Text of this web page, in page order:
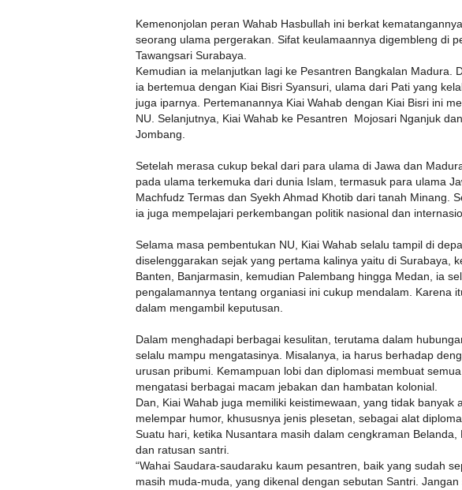
Kemenonjolan peran Wahab Hasbullah ini berkat
seorang ulama pergerakan. Sifat keulamaannya digembleng di
Tawangsari Surabaya.
Kemudian ia melanjutkan lagi ke Pesantren Bangkalan Madura.
ia bertemua dengan Kiai Bisri Syansuri, ulama dari Pati yang
juga iparnya. Pertemanannya Kiai Wahab dengan Kiai Bisri ini
NU. Selanjutnya, Kiai Wahab ke Pesantren Mojosari Nganjuk
Jombang.
Setelah merasa cukup bekal dari para ulama di Jawa dan
pada ulama terkemuka dari dunia Islam, termasuk para ulama
Machfudz Termas dan Syekh Ahmad Khotib dari tanah Minang.
ia juga mempelajari perkembangan politik nasional dan
Selama masa pembentukan NU, Kiai Wahab selalu tampil di
diselenggarakan sejak yang pertama kalinya yaitu di Surabaya,
Banten, Banjarmasin, kemudian Palembang hingga Medan, ia
pengalamannya tentang organiasi ini cukup mendalam. Karena
dalam mengambil keputusan.
Dalam menghadapi berbagai kesulitan, terutama dalam
selalu mampu mengatasinya. Misalanya, ia harus berhadap
urusan pribumi. Kemampuan lobi dan diplomasi membuat
mengatasi berbagai macam jebakan dan hambatan kolonial.
Dan, Kiai Wahab juga memiliki keistimewaan, yang tidak
melempar humor, khususnya jenis plesetan, sebagai alat
Suatu hari, ketika Nusantara masih dalam cengkraman
dan ratusan santri.
“Wahai Saudara-saudaraku kaum pesantren, baik yang sudah
masih muda-muda, yang dikenal dengan sebutan Santri.